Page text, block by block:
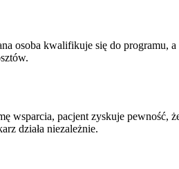
osoba kwalifikuje się do programu,
wsparcia, pacjent zyskuje pewność,
działa niezależnie.